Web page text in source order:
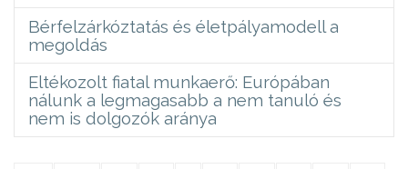
Bérfelzárkóztatás és életpályamodell a
megoldás
Eltékozolt fiatal munkaerő: Európában
nálunk a legmagasabb a nem tanuló és
nem is dolgozók aránya